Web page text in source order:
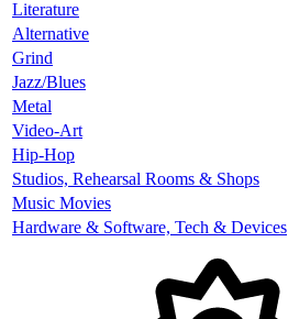
Literature
Alternative
Grind
Jazz/Blues
Metal
Video-Art
Hip-Hop
Studios, Rehearsal Rooms & Shops
Music Movies
Hardware & Software, Tech & Devices